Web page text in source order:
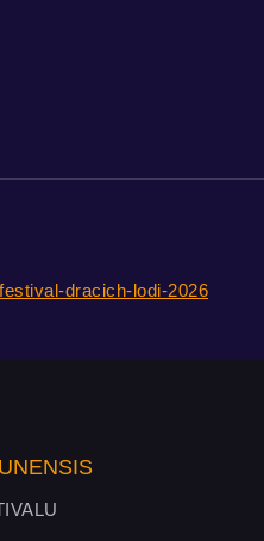
dracich-lodi-2026